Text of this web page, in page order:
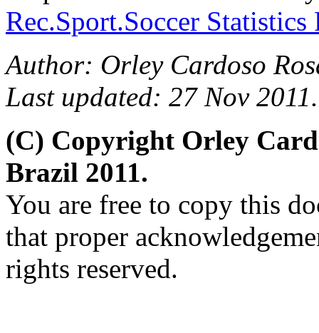
Rec.Sport.Soccer
Author: Orley Cardoso
Last updated: 27 Nov 2011.
(C) Copyright Orley
Brazil 2011.
You are free to copy this
that proper
rights reserved.